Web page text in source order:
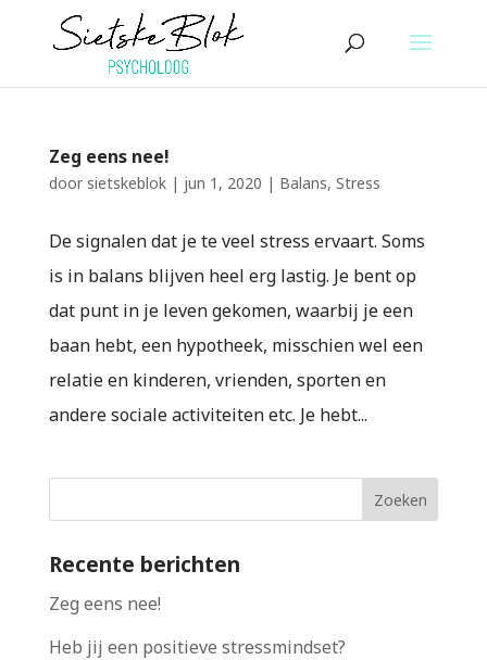
Zeg eens nee!
door sietskeblok| jun 1, 2020 | Balans, Stress
De signalen dat je te veel stress ervaart. Soms
is in balans blijven heel erg lastig. Je bent op
dat punt in je leven gekomen, waarbij je een
baan hebt, een hypotheek, misschien wel een
relatie en kinderen, vrienden, sporten en
andere sociale activiteiten etc. Je hebt...
Recente berichten
Zeg eens nee!
Heb jij een positieve stressmindset?